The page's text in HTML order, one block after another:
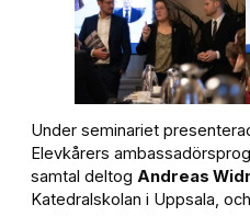
Under seminariet
Elevkårers
samtal deltog Andreas
Katedralskolan i Uppsala, och